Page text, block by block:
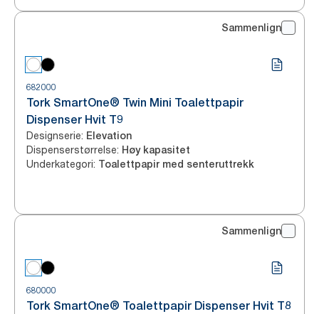
Sammenlign
682000
Tork SmartOne® Twin Mini Toalettpapir
Dispenser Hvit T9
Designserie: Elevation
Dispenserstørrelse: Høy kapasitet
Underkategori: Toalettpapir med senteruttrekk
Sammenlign
680000
Tork SmartOne® Toalettpapir Dispenser Hvit T8